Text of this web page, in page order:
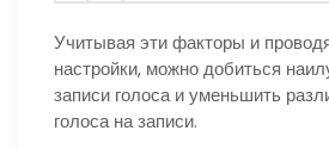
Учитывая эти факторы и
настройки, можно добиться
записи голоса и уменьшить
голоса на записи.